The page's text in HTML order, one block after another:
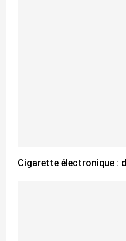
Cigarette électronique :